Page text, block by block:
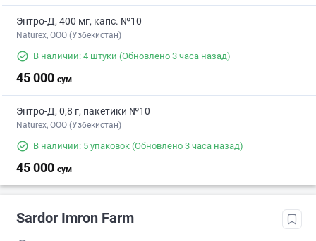
Энтро-Д, 400 мг, капс. №10
Naturex, OOO (Узбекистан)
В наличии: 4 штуки (Обновлено 3 часа назад)
45 000 сум
Энтро-Д, 0,8 г, пакетики №10
Naturex, OOO (Узбекистан)
В наличии: 5 упаковок (Обновлено 3 часа назад)
45 000 сум
Sardor Imron Farm